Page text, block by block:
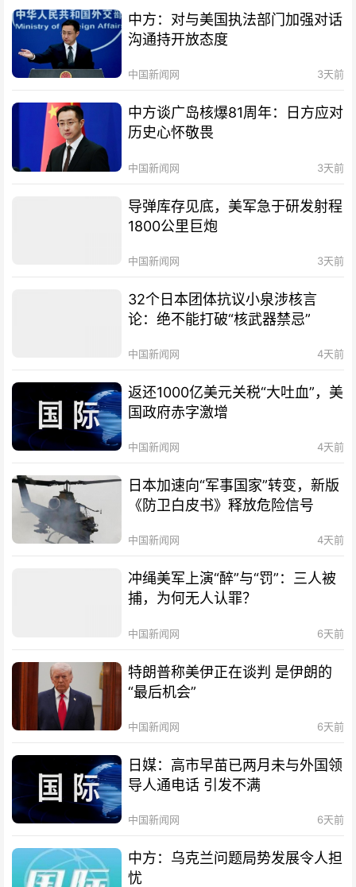
中方：对与美国执法部门加强对话
沟通持开放态度
中国新闻网 3天前
中方谈广岛核爆81周年：日方应对
历史心怀敬畏
中国新闻网 3天前
导弹库存见底，美军急于研发射程
1800公里巨炮
中国新闻网 3天前
32个日本团体抗议小泉涉核言
论：绝不能打破“核武器禁忌”
中国新闻网 4天前
返还1000亿美元关税“大吐血”，美
国政府赤字激增
中国新闻网 4天前
日本加速向“军事国家”转变，新版
《防卫白皮书》释放危险信号
中国新闻网 4天前
冲绳美军上演“醉”与“罚”：三人被
捕，为何无人认罪？
中国新闻网 6天前
特朗普称美伊正在谈判 是伊朗的
“最后机会”
中国新闻网 6天前
日媒：高市早苗已两月未与外国领
导人通电话 引发不满
中国新闻网 6天前
中方：乌克兰问题局势发展令人担
忧